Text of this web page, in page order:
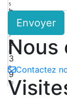
5
h
7
B
8
3
9
9
10
Envoyer
Nous
Contactez